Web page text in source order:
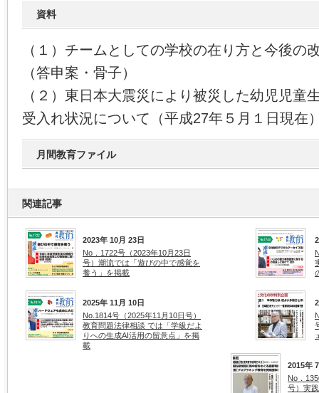
資料
（１）チームとしての学校の在り方と今後の
（答申案・骨子）
（２）東日本大震災により被災した幼児児童
受入れ状況について（平成27年５月１日現在
月間教育ファイル
関連記事
2023年 10月 23日
No．1722号（2023年10月23日
号）潮流では「遊びの中で感覚を
養う」を掲載
2025年 11月 10日
No.1814号（2025年11月10日号）
教育問題法律相談 では「学級だよ
りへの生成AI活用の留意点」を掲
載
2015年
No．
号）実